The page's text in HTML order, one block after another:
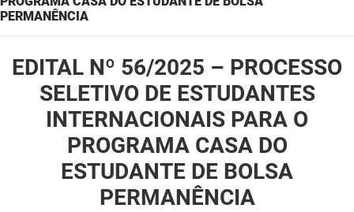
Desenvolvimento da Agropecuária e Pesca
Desenvolvimento e da Articulação Municipal
Desenvolvimento Humano
Corpo de Bombeiros
DER
PERMANÊNCIA
EDITAL Nº 56/2025 – PROCESSO
SELETIVO DE ESTUDANTES
INTERNACIONAIS PARA O
PROGRAMA CASA DO
ESTUDANTE DE BOLSA
PERMANÊNCIA